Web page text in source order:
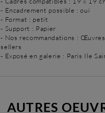
- Encadrement possible : oui
- Format : petit
- Support : Papier
- Nos recommandations :
sellers
- Exposé en galerie : Paris Ile
AUTRES